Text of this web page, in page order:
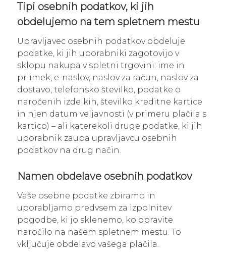
Tipi osebnih podatkov, ki jih
obdelujemo na tem spletnem mestu
Upravljavec osebnih podatkov obdeluje
podatke, ki jih uporabniki zagotovijo v
sklopu nakupa v spletni trgovini: ime in
priimek, e-naslov, naslov za račun, naslov za
dostavo, telefonsko številko, podatke o
naročenih izdelkih, številko kreditne kartice
in njen datum veljavnosti (v primeru plačila s
kartico) – ali katerekoli druge podatke, ki jih
uporabnik zaupa upravljavcu osebnih
podatkov na drug način.
Namen obdelave osebnih podatkov
Vaše osebne podatke zbiramo in
uporabljamo predvsem za izpolnitev
pogodbe, ki jo sklenemo, ko opravite
naročilo na našem spletnem mestu. To
vključuje obdelavo vašega plačila.